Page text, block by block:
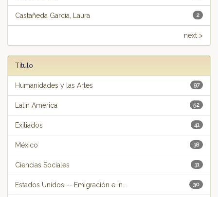
2
Castañeda García, Laura
next >
Título
97
Humanidades y las Artes
52
Latin America
41
Exiliados
38
México
31
Ciencias Sociales
30
Estados Unidos -- Emigración e in...